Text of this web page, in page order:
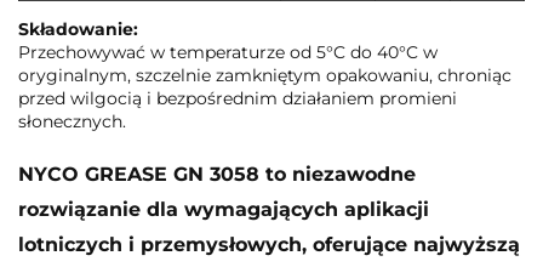
Składowanie:
Przechowywać w temperaturze od 5°C do 40°C w
oryginalnym, szczelnie zamkniętym opakowaniu, chroniąc
przed wilgocią i bezpośrednim działaniem promieni
słonecznych.
NYCO GREASE GN 3058 to niezawodne
rozwiązanie dla wymagających aplikacji
lotniczych i przemysłowych, oferujące najwyższą